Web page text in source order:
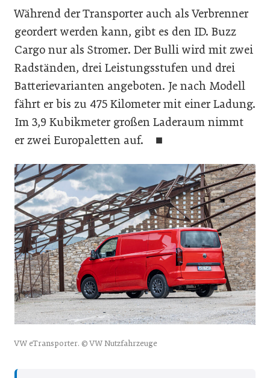
Während der Transporter auch als Verbrenner
geordert werden kann, gibt es den ID. Buzz
Cargo nur als Stromer. Der Bulli wird mit zwei
Radständen, drei Leistungsstufen und drei
Batterievarianten angeboten. Je nach Modell
fährt er bis zu 475 Kilometer mit einer Ladung.
Im 3,9 Kubikmeter großen Laderaum nimmt
er zwei Europaletten auf. ■
VW eTransporter. © VW Nutzfahrzeuge